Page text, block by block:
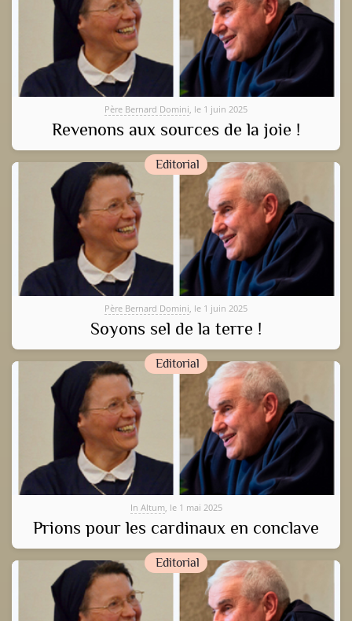
Père Bernard Domini, le 1 juin 2025
Revenons aux sources de la joie !
Editorial
Père Bernard Domini, le 1 juin 2025
Soyons sel de la terre !
Editorial
In Altum, le 1 mai 2025
Prions pour les cardinaux en conclave
Editorial